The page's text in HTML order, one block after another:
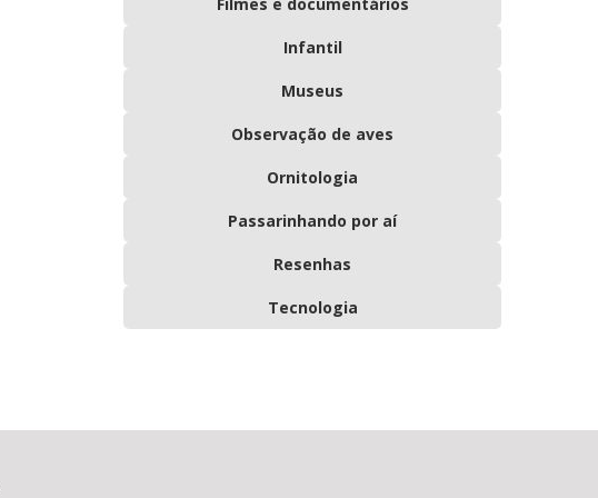
Infantil
Museus
Observação de aves
Ornitologia
Passarinhando por aí
Resenhas
Tecnologia